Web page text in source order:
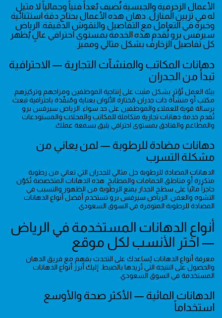
الأعمال الزخرفية والجبسية تُضيف بُعداً فنياً وجمالياً لا مثيل
له في تزيين المنازل. دهان هذه الأعمال يحتاج دقة استثنائية
وخبرة في التعامل مع التفاصيل والنقوش الدقيقة. الرياض
سيرفس برو تُقدم هذه الخدمة بمستوى احترافي عالٍ يُظهر
كل تفاصيل الزخارف بشكل مثالي ومميز.
دهانات المكاتب والمنشآت التجارية — الاحترافية
تبدأ من الجدران
بيئة العمل تُؤثر بشكل مثبت على إنتاجية الموظفين ومزاجهم وتركيزهم.
مكتب أو منشأة ذات جدران مُختارة الألوان بعناية ومُنفّذة باحترافية تبعث
برسالة قوية للعملاء والموظفين على حد سواء. الرياض سيرفس برو
تُقدم خدمة دهانات تجارية متكاملة للمكاتب والمحلات والمستودعات
والمطاعم والفنادق بمستوى احترافي يليق بسمعة عملك.
دهانات مضادة للرطوبة — لمن يعاني من
مشكلة التسرب
الدهانات المضادة للرطوبة حل مثالي للجدران التي تعاني من رطوبة
متكررة أو مناطق الحمامات والمطابخ. هذه الدهانات المتخصصة تُكوّن
حاجزاً مائياً على سطح الجدار يمنع الرطوبة من الظهور والتسبب في
التشوه والعفن. الرياض سيرفس برو تستخدم أفضل أنواع الدهانات
المضادة للرطوبة المتوفرة في السوق السعودي.
أنواع الدهانات المستخدمة في الرياض
— اختر الأنسب لكل موقع
معرفة أنواع الدهانات يُساعدك على التحدث بفهم مع فريق الدهان
والحصول على النتيجة التي تُريدها بالضبط. إليك أبرز أنواع الدهانات
المستخدمة في السوق السعودي.
الدهانات المائية — الأكثر صحة والأوسع
استخداماً